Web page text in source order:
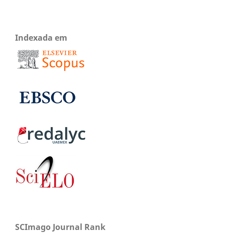
Indexada em
SCImago Journal Rank